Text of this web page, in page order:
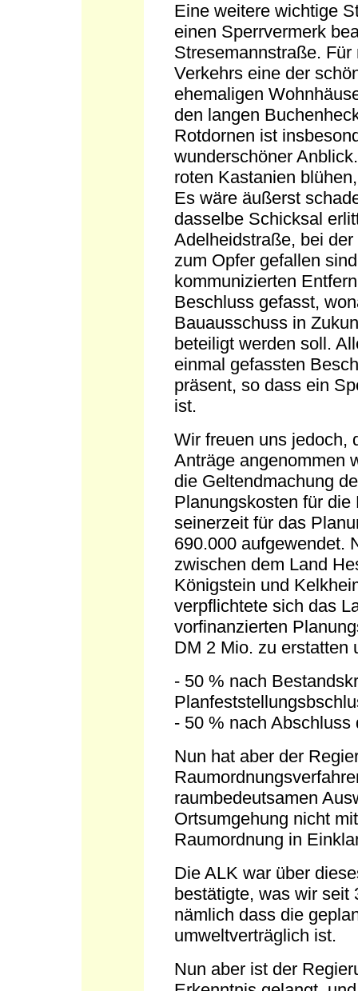
Eine weitere wichtige
einen Sperrvermerk
Stresemannstraße.
Verkehrs eine der
ehemaligen
den langen
Rotdornen ist
wunderschöner
roten Kastanien
Es wäre äußerst
dasselbe Schicksal
Adelheidstraße, bei
zum Opfer gefallen
kommunizierten
Beschluss gefasst,
Bauausschuss in
beteiligt werden soll.
einmal gefassten
präsent, so dass ein
ist.
Wir freuen uns jedoch,
Anträge angenommen
die Geltendmachung
Planungskosten für
seinerzeit für das
690.000 aufgewendet.
zwischen dem Land
Königstein und
verpflichtete sich das
vorfinanzierten
DM 2 Mio. zu erstatten
- 50 % nach
- 50 % nach
Nun hat aber der
raumbedeutsamen
Ortsumgehung nicht
Raumordnung in
Die ALK war über
bestätigte, was wir seit
nämlich dass die
umweltverträglich ist.
Nun aber ist der